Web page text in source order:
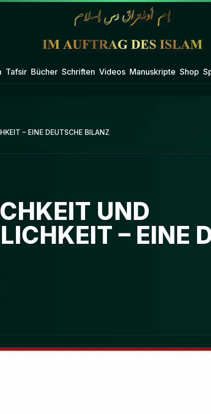
Tafsir Bücher Schriften Videos Manuskripte Shop
– EINE DEUTSCHE BILANZ
UND
– EINE